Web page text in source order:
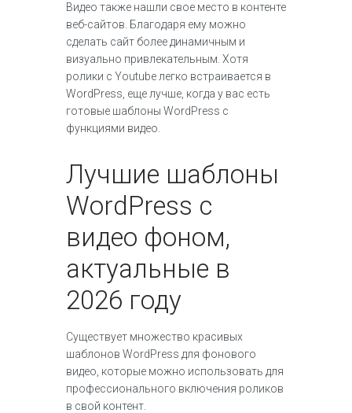
Видео также нашли свое место в контенте
веб-сайтов. Благодаря ему можно
сделать сайт более динамичным и
визуально привлекательным. Хотя
ролики с Youtube легко встраивается в
WordPress, еще лучше, когда у вас есть
готовые шаблоны WordPress с
функциями видео.
Лучшие шаблоны
WordPress с
видео фоном,
актуальные в
2026 году
Существует множество красивых
шаблонов WordPress для фонового
видео, которые можно использовать для
профессионального включения роликов
в свой контент.